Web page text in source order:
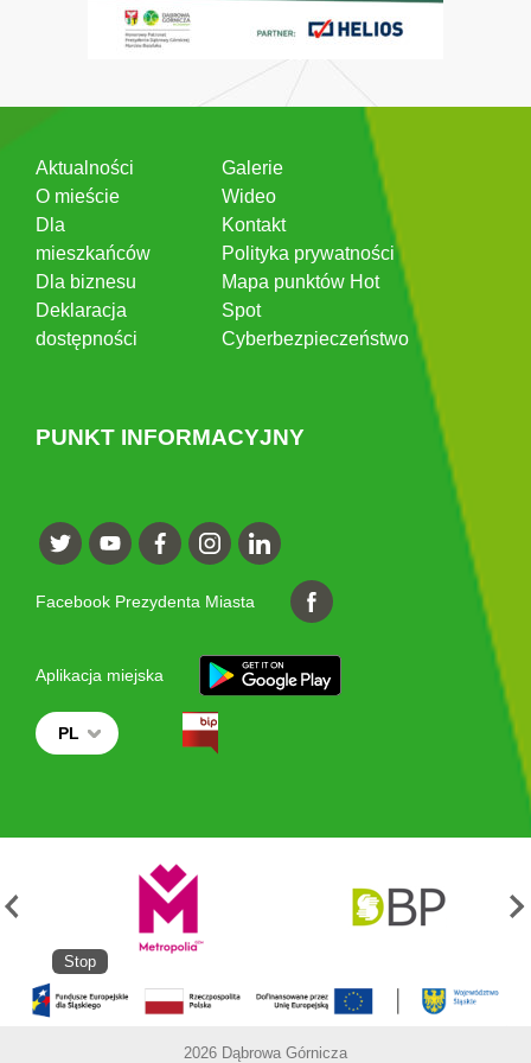
Aktualności
O mieście
Dla
mieszkańców
Dla biznesu
Deklaracja
dostępności
Galerie
Wideo
Kontakt
Polityka prywatności
Mapa punktów Hot
Spot
Cyberbezpieczeństwo
PUNKT INFORMACYJNY
Facebook Prezydenta Miasta
Aplikacja miejska
PL
Stop
2026 Dąbrowa Górnicza